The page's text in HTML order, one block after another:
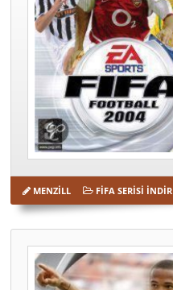
MENZILL FIFA SERISI İNDIR